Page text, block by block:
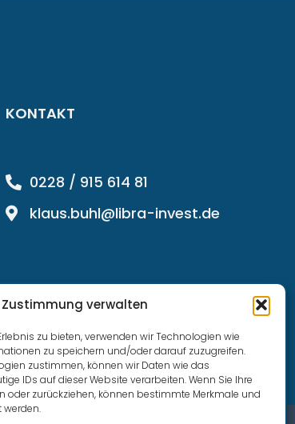
Zustimmung verwalten
zu bieten, verwenden wir Technologien wie
zu speichern und/oder darauf zuzugreifen.
zustimmen, können wir Daten wie das
IDs auf dieser Website verarbeiten. Wenn Sie Ihre
oder zurückziehen, können bestimmte Merkmale und
KONTAKT
0228 / 915 614 81
klaus.buhl@libra-invest.de